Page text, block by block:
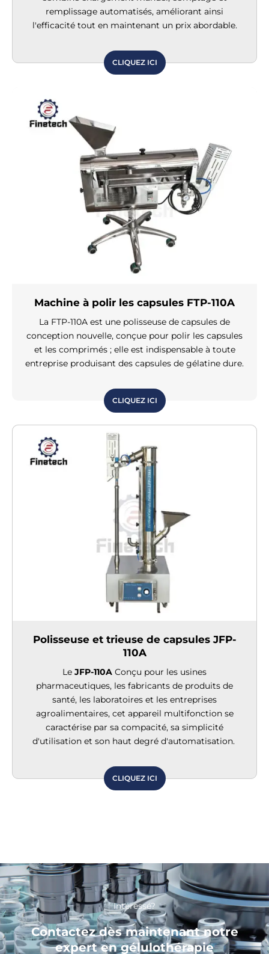
remplissage automatisés, améliorant ainsi
l'efficacité tout en maintenant un prix abordable.
CLIQUEZ ICI
Machine à polir les capsules FTP-110A
La FTP-110A est une polisseuse de capsules de
conception nouvelle, conçue pour polir les capsules
et les comprimés ; elle est indispensable à toute
entreprise produisant des capsules de gélatine dure.
CLIQUEZ ICI
Polisseuse et trieuse de capsules JFP-
110A
Le JFP-110A Conçu pour les usines
pharmaceutiques, les fabricants de produits de
santé, les laboratoires et les entreprises
agroalimentaires, cet appareil multifonction se
caractérise par sa compacité, sa simplicité
d'utilisation et son haut degré d'automatisation.
CLIQUEZ ICI
Intéressé?
Contactez dès maintenant notre
expert en gélulothérapie